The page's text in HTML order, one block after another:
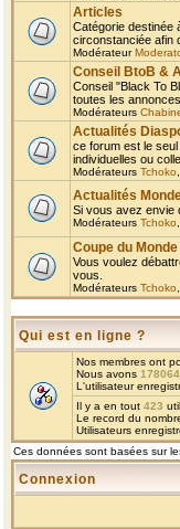
Articles
Catégorie destinée
circonstanciée afin
Modérateur
Conseil BtoB &
Conseil "Black To
toutes les
Modérateurs
Actualités
ce forum est le
individuelles ou
Modérateurs Tchoko
Actualités
Si vous avez envie
Modérateurs Tchoko
Coupe du
Vous voulez
vous.
Modérateurs Tchoko
Qui est en ligne ?
Nos membres ont
Nous avons
L'utilisateur
Il y a en tout 423
Le record du
Utilisateurs
Ces données sont basées sur
Connexion